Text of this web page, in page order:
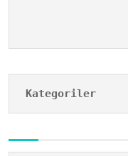
Kategoriler